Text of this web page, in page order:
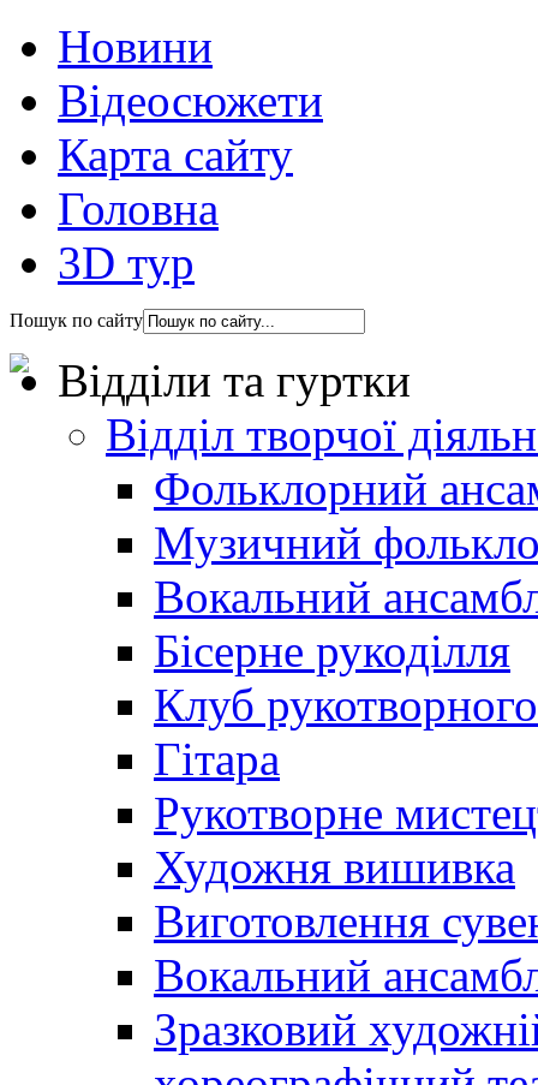
Новини
Відеосюжети
Карта сайту
Головна
3D тур
Пошук по сайту
Відділи та гуртки
Відділ творчої
Фольклорний
Музичний
Вокальний
Бісерне рукоділля
Клуб
Гітара
Рукотворне
Художня вишивка
Виготовлення
Вокальний
Зразковий